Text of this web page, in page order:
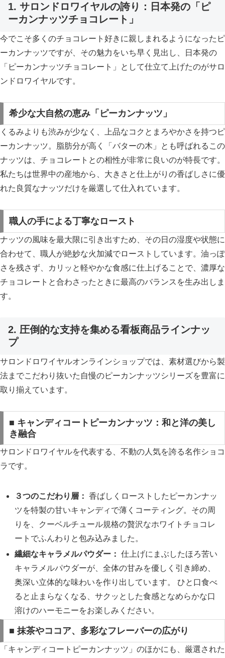
1. サロンドロワイヤルの誇り：日本発の「ピ
ーカンナッツチョコレート」
今でこそ多くのチョコレート好きに親しまれるようになったピ
ーカンナッツですが、その魅力をいち早く見出し、日本発の
「ピーカンナッツチョコレート」として仕立て上げたのがサロ
ンドロワイヤルです。
希少な大自然の恵み「ピーカンナッツ」
くるみよりも渋みが少なく、上品なコクとまろやかさを持つピ
ーカンナッツ。脂肪分が高く「バターの木」とも呼ばれるこの
ナッツは、チョコレートとの相性が非常に良いのが特長です。
私たちは世界中の産地から、大きさと仕上がりの香ばしさに優
れた良質なナッツだけを厳選して仕入れています。
職人の手による丁寧なロースト
ナッツの風味を最大限に引き出すため、その日の湿度や状態に
合わせて、職人が絶妙な火加減でローストしています。油っぽ
さを残さず、カリッと軽やかな食感に仕上げることで、濃厚な
チョコレートと合わさったときに最高のバランスを生み出しま
す。
2. 圧倒的な支持を集める看板商品ラインナッ
プ
サロンドロワイヤルオンラインショップでは、素材選びから製
法までこだわり抜いた自慢のピーカンナッツシリーズを豊富に
取り揃えています。
■ キャンディコートピーカンナッツ：和と洋の美し
き融合
サロンドロワイヤルを代表する、不動の人気を誇る名作ショコ
ラです。
３つのこだわり層： 香ばしくローストしたピーカンナッ
ツを特製の甘いキャンディで薄くコーティング。その周
りを、クーベルチュール規格の贅沢なホワイトチョコレ
ートでふんわりと包み込みました。
繊細なキャラメルパウダー： 仕上げにまぶしたほろ苦い
キャラメルパウダーが、全体の甘みを優しく引き締め、
奥深い立体的な味わいを作り出しています。 ひと口食べ
ると止まらなくなる、サクッとした食感となめらかな口
溶けのハーモニーをお楽しみください。
■ 抹茶やココア、多彩なフレーバーの広がり
「キャンディコートピーカンナッツ」のほかにも、厳選された